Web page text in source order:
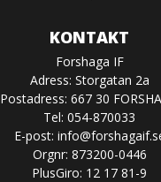
KONTAKT
Forshaga IF
Adress: Storgatan 2a
Postadress: 667 30
Tel: 054-870033
E-post:
Orgnr: 873200-0446
PlusGiro: 12 17 81-9